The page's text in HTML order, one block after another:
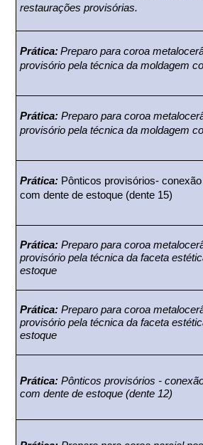
restaurações provisórias.
Prática:Preparo para coroa
provisório pela técnica da moldagem
Prática: Preparo para coroa
provisório pela técnica da moldagem
Prática: Pônticos provisórios-
com dente de estoque (dente 15)
Prática: Preparo para coroa
provisório pela técnica da faceta
estoque
Prática: Preparo para coroa
provisório pela técnica da faceta
estoque
Prática: Pônticos provisórios -
com dente de estoque (dente 12)